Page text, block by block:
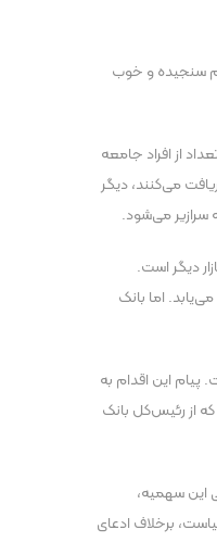
سنجیده و خوب
از افراد جامعه
این میزان ارز رقمی معادل ۲۰۰ تا ۲۱۰ میلیون تومان است. افرادی که چنین نقدینگی و پولی در اختیار دارند، زمانی که این ۱۰۰۰ یورو را دریافت می‌کنند، دیگر
سرازیر می‌شود.
دیگر است.
اما بانک
پیام این اقدام به
که از رئیس‌کل بانک
این سهمیه،
برخلاف ادعای